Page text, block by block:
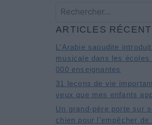
Rechercher :
ARTICLES
L’Arabie saoudite
musicale dans les écoles
000 enseignantes
31 leçons de vie
veux que mes enfants
Un grand-père porte sur
chien pour l’empêcher